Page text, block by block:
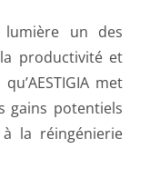
un des
productivité et
met
gains potentiels
la réingénierie